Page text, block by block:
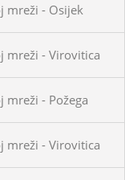
mreži - Osijek
mreži - Virovitica
- Požega
mreži - Virovitica